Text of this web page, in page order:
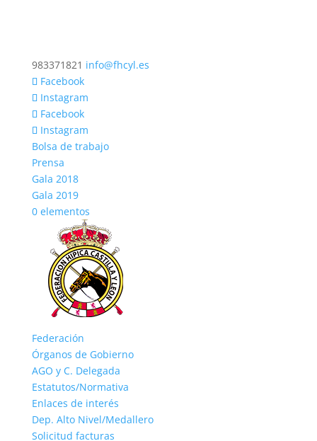
983371821 info@fhcyl.es
Facebook
Instagram
Facebook
Instagram
Bolsa de trabajo
Prensa
Gala 2018
Gala 2019
0 elementos
Federación
Órganos de Gobierno
AGO y C. Delegada
Estatutos/Normativa
Enlaces de interés
Dep. Alto Nivel/Medallero
Solicitud facturas